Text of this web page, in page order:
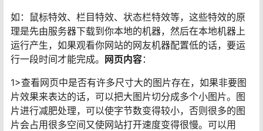
如：鼠标特效、栏目特效、状态栏特效等，这些特效的原
理是先由服务器下载到你本地的机器，然后在本地机器上
运行产生，如果观看你网站的网友机器配置低的话，要运
行一段时间才能完成。
网页内容：
1>查看网页中是否有许多尺寸大的图片存在，如果非要图
片效果来表达的话，可以把大图片切分成多个小图片。图
片进行减肥处理，可以使字节数变得较小，否则很多的图
片会占用很多空间又使网站打开速度变得很慢。可以用